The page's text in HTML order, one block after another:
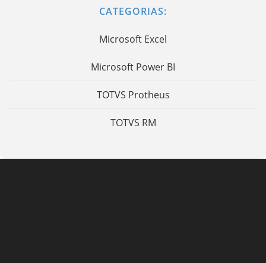
CATEGORIAS:
Microsoft Excel
Microsoft Power BI
TOTVS Protheus
TOTVS RM